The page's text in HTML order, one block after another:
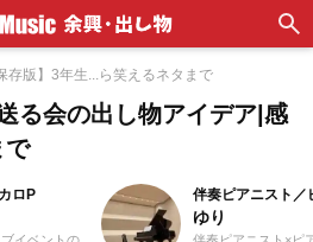
存版】3年生...ら笑えるネタまで
る会の出し物アイデア|感
で
ロP 伴奏ピアニスト／
ゆり